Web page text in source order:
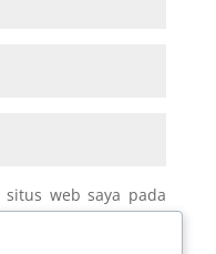
web saya pada